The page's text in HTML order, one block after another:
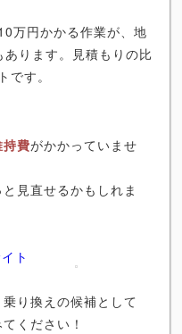
万円かかる作業が、地
ります。見積もりの比
す。
持費がかかっていませ
見直せるかもしれま
ト
り換えの候補として
ください！